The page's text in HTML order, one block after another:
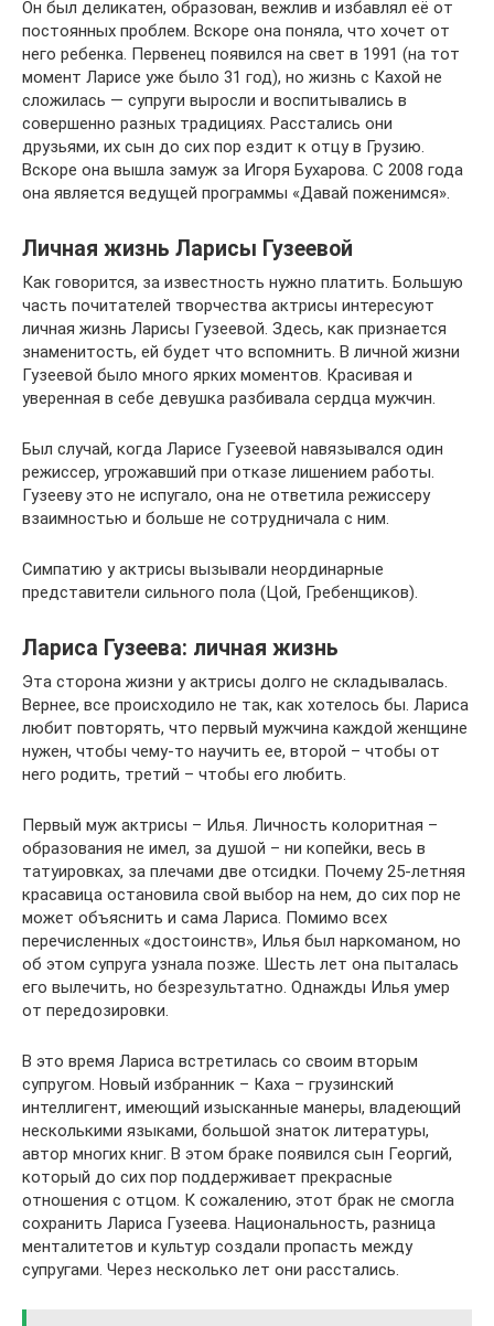
Он был деликатен, образован, вежлив и избавлял её от
постоянных проблем. Вскоре она поняла, что хочет от
него ребенка. Первенец появился на свет в 1991 (на тот
момент Ларисе уже было 31 год), но жизнь с Кахой не
сложилась — супруги выросли и воспитывались в
совершенно разных традициях. Расстались они
друзьями, их сын до сих пор ездит к отцу в Грузию.
Вскоре она вышла замуж за Игоря Бухарова. С 2008 года
она является ведущей программы «Давай поженимся».
Личная жизнь Ларисы Гузеевой
Как говорится, за известность нужно платить. Большую
часть почитателей творчества актрисы интересуют
личная жизнь Ларисы Гузеевой. Здесь, как признается
знаменитость, ей будет что вспомнить. В личной жизни
Гузеевой было много ярких моментов. Красивая и
уверенная в себе девушка разбивала сердца мужчин.
Был случай, когда Ларисе Гузеевой навязывался один
режиссер, угрожавший при отказе лишением работы.
Гузееву это не испугало, она не ответила режиссеру
взаимностью и больше не сотрудничала с ним.
Симпатию у актрисы вызывали неординарные
представители сильного пола (Цой, Гребенщиков).
Лариса Гузеева: личная жизнь
Эта сторона жизни у актрисы долго не складывалась.
Вернее, все происходило не так, как хотелось бы. Лариса
любит повторять, что первый мужчина каждой женщине
нужен, чтобы чему-то научить ее, второй – чтобы от
него родить, третий – чтобы его любить.
Первый муж актрисы – Илья. Личность колоритная –
образования не имел, за душой – ни копейки, весь в
татуировках, за плечами две отсидки. Почему 25-летняя
красавица остановила свой выбор на нем, до сих пор не
может объяснить и сама Лариса. Помимо всех
перечисленных «достоинств», Илья был наркоманом, но
об этом супруга узнала позже. Шесть лет она пыталась
его вылечить, но безрезультатно. Однажды Илья умер
от передозировки.
В это время Лариса встретилась со своим вторым
супругом. Новый избранник – Каха – грузинский
интеллигент, имеющий изысканные манеры, владеющий
несколькими языками, большой знаток литературы,
автор многих книг. В этом браке появился сын Георгий,
который до сих пор поддерживает прекрасные
отношения с отцом. К сожалению, этот брак не смогла
сохранить Лариса Гузеева. Национальность, разница
менталитетов и культур создали пропасть между
супругами. Через несколько лет они расстались.